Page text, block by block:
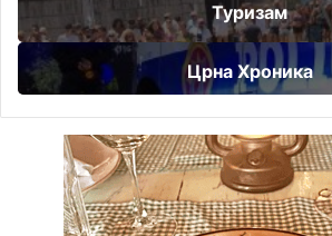
Туризам
Црна Хроника